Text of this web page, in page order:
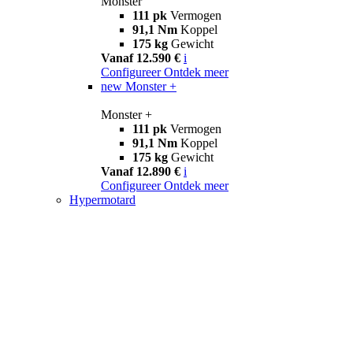
111 pk Vermogen
91,1 Nm Koppel
175 kg Gewicht
Vanaf 12.590 € i
Configureer Ontdek meer
new Monster +
Monster +
111 pk Vermogen
91,1 Nm Koppel
175 kg Gewicht
Vanaf 12.890 € i
Configureer Ontdek meer
Hypermotard